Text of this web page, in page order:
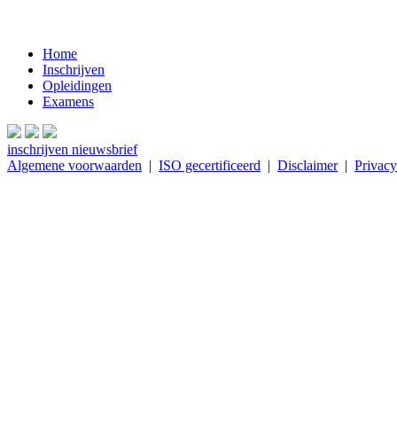
Home
Inschrijven
Opleidingen
Examens
inschrijven nieuwsbrief
Algemene voorwaarden | ISO gecertificeerd | Disclaimer|